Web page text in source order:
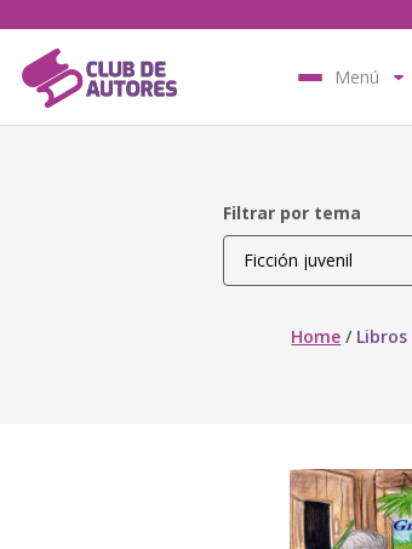
Menú
Filtrar por tema
Home / Libros